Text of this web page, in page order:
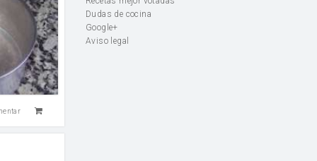
Dudas de cocina
Google+
Aviso legal